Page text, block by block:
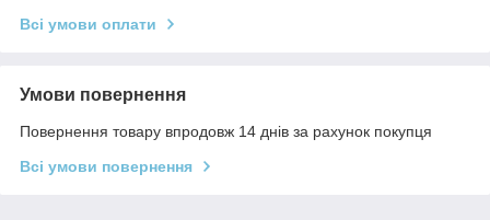
Всі умови оплати
Умови повернення
Повернення товару впродовж 14 днів за рахунок покупця
Всі умови повернення